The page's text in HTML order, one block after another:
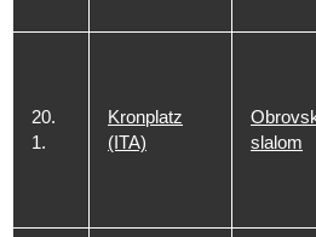
20.
1.
Kronplatz
(ITA)
slalom